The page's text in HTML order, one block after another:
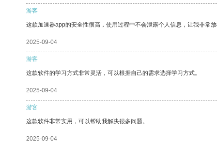
游客
这款加速器app的安全性很高，使用过程中不会泄露个人信息，让我非常
2025-09-04
游客
这款软件的学习方式非常灵活，可以根据自己的需求选择学习方式。
2025-09-04
游客
这款软件非常实用，可以帮助我解决很多问题。
2025-09-04